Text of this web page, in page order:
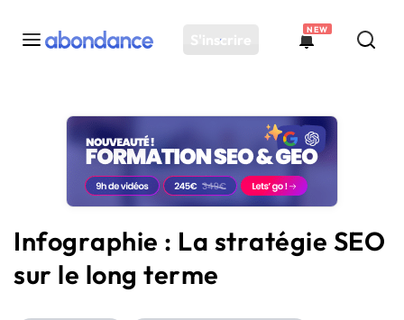
S'inscrire
NEW
Toutes les actus
Actus SEO
Plateforme
Solutions
Ressources
Audit SEO
Infographie : La stratégie SEO
sur le long terme